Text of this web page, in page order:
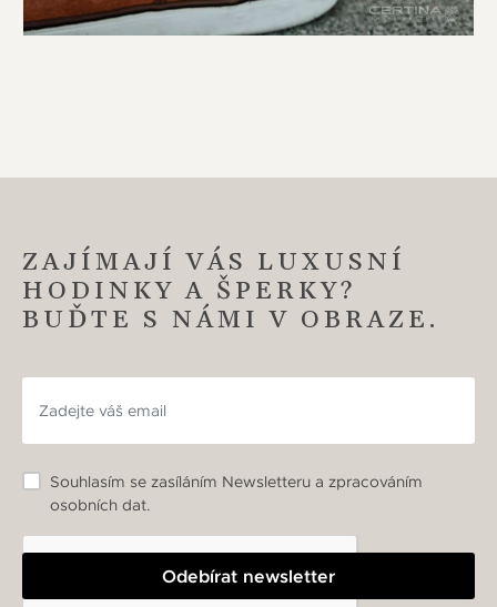
ZAJÍMAJÍ VÁS LUXUSNÍ
HODINKY A ŠPERKY?
BUĎTE S NÁMI V OBRAZE.
Odebírat newsletter
Souhlasím se zasíláním Newsletteru a zpracováním
osobních dat.